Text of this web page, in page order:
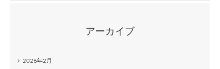
アーカイブ
2026年2月